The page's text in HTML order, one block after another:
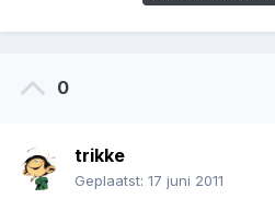
0
trikke
Geplaatst: 17 juni 2011